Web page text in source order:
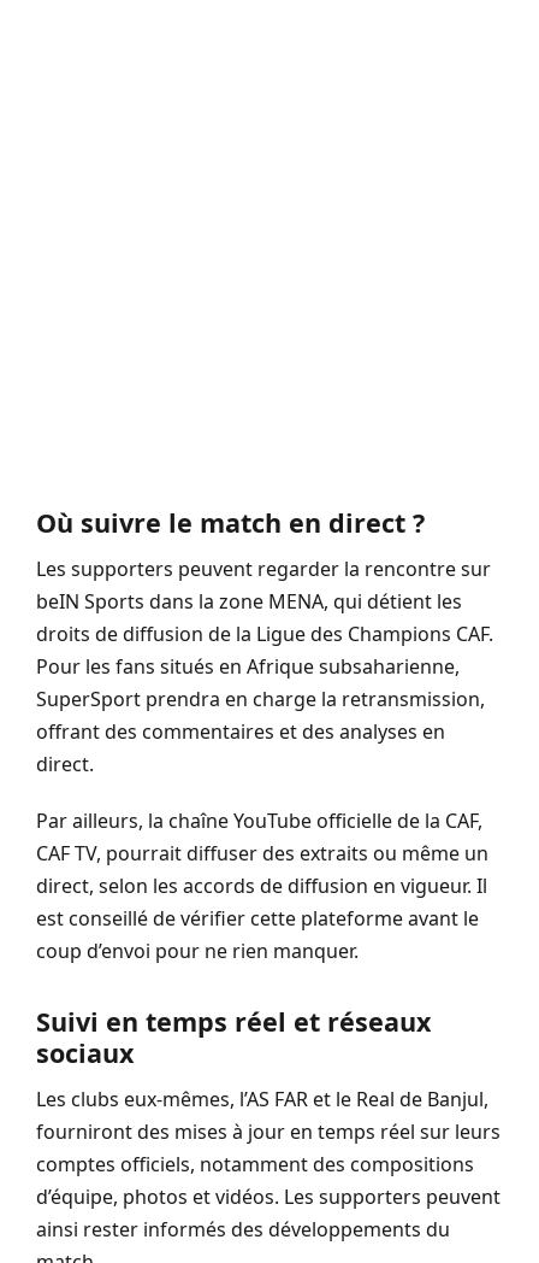
Où suivre le match en direct ?
Les supporters peuvent regarder la rencontre sur
beIN Sports dans la zone MENA, qui détient les
droits de diffusion de la Ligue des Champions CAF.
Pour les fans situés en Afrique subsaharienne,
SuperSport prendra en charge la retransmission,
offrant des commentaires et des analyses en
direct.
Par ailleurs, la chaîne YouTube officielle de la CAF,
CAF TV, pourrait diffuser des extraits ou même un
direct, selon les accords de diffusion en vigueur. Il
est conseillé de vérifier cette plateforme avant le
coup d’envoi pour ne rien manquer.
Suivi en temps réel et réseaux
sociaux
Les clubs eux-mêmes, l’AS FAR et le Real de Banjul,
fourniront des mises à jour en temps réel sur leurs
comptes officiels, notamment des compositions
d’équipe, photos et vidéos. Les supporters peuvent
ainsi rester informés des développements du